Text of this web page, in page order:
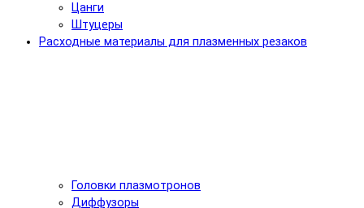
Цанги
Штуцеры
Расходные материалы для плазменных резаков
Головки плазмотронов
Диффузоры